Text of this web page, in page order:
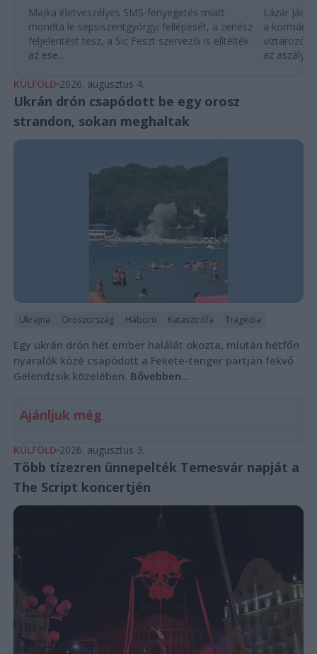
Majka életveszélyes SMS-fenyegetés miatt
mondta le sepsiszentgyörgyi fellépését, a zenész
feljelentést tesz, a Sic Feszt szervezői is elítélték
az ese...
Lázár
a kormány
az
KÜLFÖLD 2026. augusztus 4.
Ukrán drón csapódott be egy orosz
strandon, sokan meghaltak
Ukrajna Oroszország Háború Katasztrófa Tragédia
Egy ukrán drón hét ember halálát okozta, miután hétfőn
nyaralók közé csapódott a Fekete-tenger partján fekvő
Gelendzsik közelében. Bővebben...
Ajánljuk még
KÜLFÖLD 2026. augusztus 3.
Több tízezren ünnepelték Temesvár napját a
The Script koncertjén